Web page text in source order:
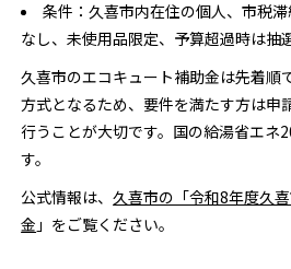
条件：久喜市内在住の個人、市税
なし、未使用品限定、予算超過時は抽
久喜市のエコキュート補助金は先着順
方式となるため、要件を満たす方は申
行うことが大切です。国の給湯省エネ
す。
公式情報は、久喜市の「令和8年度久
金 」をご覧ください。